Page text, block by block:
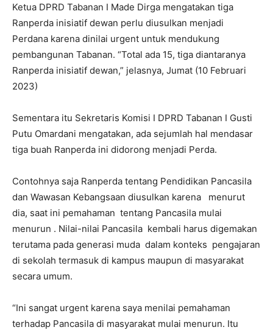
Ketua DPRD Tabanan I Made Dirga mengatakan tiga
Ranperda inisiatif dewan perlu diusulkan menjadi
Perdana karena dinilai urgent untuk mendukung
pembangunan Tabanan. “Total ada 15, tiga diantaranya
Ranperda inisiatif dewan,” jelasnya, Jumat (10 Februari
2023)
Sementara itu Sekretaris Komisi I DPRD Tabanan I Gusti
Putu Omardani mengatakan, ada sejumlah hal mendasar
tiga buah Ranperda ini didorong menjadi Perda.
Contohnya saja Ranperda tentang Pendidikan Pancasila
dan Wawasan Kebangsaan diusulkan karena menurut
dia, saat ini pemahaman tentang Pancasila mulai
menurun . Nilai-nilai Pancasila kembali harus digemakan
terutama pada generasi muda dalam konteks pengajaran
di sekolah termasuk di kampus maupun di masyarakat
secara umum.
“Ini sangat urgent karena saya menilai pemahaman
terhadap Pancasila di masyarakat mulai menurun. Itu